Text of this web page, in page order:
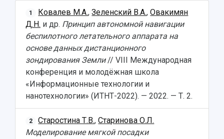
1 Ковалев М.А.,Зеленский В.А.,Овакимян
Д.Н. и др. Принцип автономной навигации
беспилотного летательного аппарата на
основе данных дистанционного
зондирования Земли// VIII Международная
конференция и молодёжная школа
«Информационные технологии и
нанотехнологии» (ИТНТ-2022). — 2022. — Т. 2.
2 Старостина Т.В.,Старинова О.Л.
Моделирование мягкой посадки